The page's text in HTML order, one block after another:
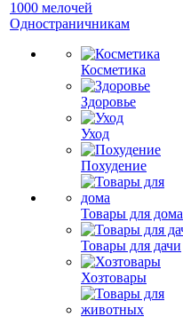
1000 мелочей
Одностраничникам
Косметика
Здоровье
Уход
Похудение
Товары для дома
Товары для дачи
Хозтовары